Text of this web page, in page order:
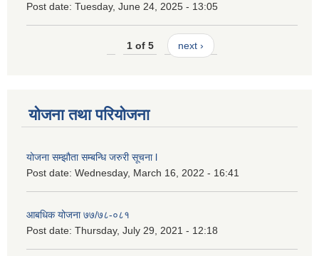
Post date: Tuesday, June 24, 2025 - 13:05
1 of 5 next ›
योजना तथा परियोजना
योजना सम्झौता सम्बन्धि जरुरी सूचना l
Post date: Wednesday, March 16, 2022 - 16:41
आबधिक योजना ७७/७८-०८१
Post date: Thursday, July 29, 2021 - 12:18